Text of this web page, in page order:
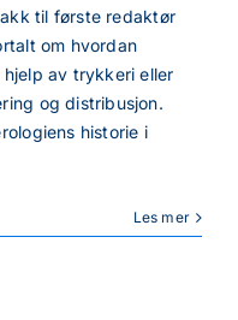
til første redaktør
om hvordan
av trykkeri eller
og distribusjon.
historie i
Les mer